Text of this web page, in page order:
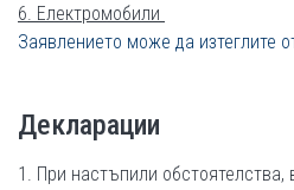
6. Електромобили
Заявлението може да изтеглите
Декларации
1.​​​​​ При настъпили